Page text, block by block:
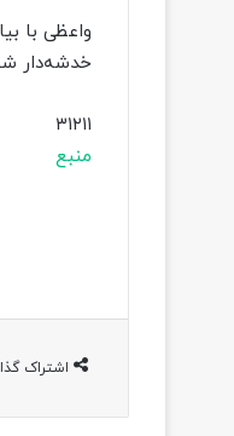
واعظی با
خدشه‌دار
۳۱۲۱۱
منبع
اشتراک